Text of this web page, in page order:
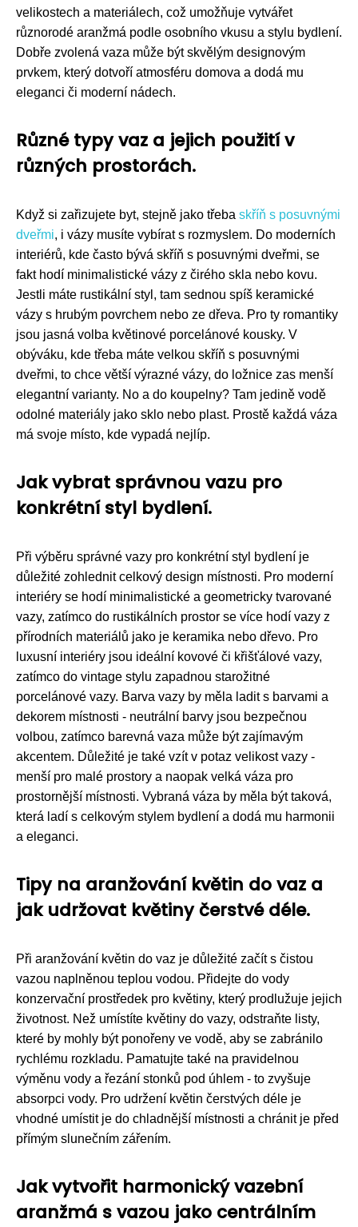
velikostech a materiálech, což umožňuje vytvářet
různorodé aranžmá podle osobního vkusu a stylu bydlení.
Dobře zvolená vaza může být skvělým designovým
prvkem, který dotvoří atmosféru domova a dodá mu
eleganci či moderní nádech.
Různé typy vaz a jejich použití v
různých prostorách.
Když si zařizujete byt, stejně jako třeba skříň s posuvnými
dveřmi, i vázy musíte vybírat s rozmyslem. Do moderních
interiérů, kde často bývá skříň s posuvnými dveřmi, se
fakt hodí minimalistické vázy z čirého skla nebo kovu.
Jestli máte rustikální styl, tam sednou spíš keramické
vázy s hrubým povrchem nebo ze dřeva. Pro ty romantiky
jsou jasná volba květinové porcelánové kousky. V
obýváku, kde třeba máte velkou skříň s posuvnými
dveřmi, to chce větší výrazné vázy, do ložnice zas menší
elegantní varianty. No a do koupelny? Tam jedině vodě
odolné materiály jako sklo nebo plast. Prostě každá váza
má svoje místo, kde vypadá nejlíp.
Jak vybrat správnou vazu pro
konkrétní styl bydlení.
Při výběru správné vazy pro konkrétní styl bydlení je
důležité zohlednit celkový design místnosti. Pro moderní
interiéry se hodí minimalistické a geometricky tvarované
vazy, zatímco do rustikálních prostor se více hodí vazy z
přírodních materiálů jako je keramika nebo dřevo. Pro
luxusní interiéry jsou ideální kovové či křišťálové vazy,
zatímco do vintage stylu zapadnou starožitné
porcelánové vazy. Barva vazy by měla ladit s barvami a
dekorem místnosti - neutrální barvy jsou bezpečnou
volbou, zatímco barevná vaza může být zajímavým
akcentem. Důležité je také vzít v potaz velikost vazy -
menší pro malé prostory a naopak velká váza pro
prostornější místnosti. Vybraná váza by měla být taková,
která ladí s celkovým stylem bydlení a dodá mu harmonii
a eleganci.
Tipy na aranžování květin do vaz a
jak udržovat květiny čerstvé déle.
Při aranžování květin do vaz je důležité začít s čistou
vazou naplněnou teplou vodou. Přidejte do vody
konzervační prostředek pro květiny, který prodlužuje jejich
životnost. Než umístíte květiny do vazy, odstraňte listy,
které by mohly být ponořeny ve vodě, aby se zabránilo
rychlému rozkladu. Pamatujte také na pravidelnou
výměnu vody a řezání stonků pod úhlem - to zvyšuje
absorpci vody. Pro udržení květin čerstvých déle je
vhodné umístit je do chladnější místnosti a chránit je před
přímým slunečním zářením.
Jak vytvořit harmonický vazební
aranžmá s vazou jako centrálním